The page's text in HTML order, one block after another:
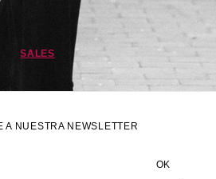
SALES
A NUESTRA NEWSLETTER
OK